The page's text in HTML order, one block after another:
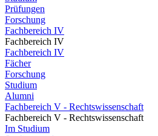
Prüfungen
Forschung
Fachbereich IV
Fachbereich IV
Fachbereich IV
Fächer
Forschung
Studium
Alumni
Fachbereich V - Rechtswissenschaft
Fachbereich V - Rechtswissenschaft
Im Studium